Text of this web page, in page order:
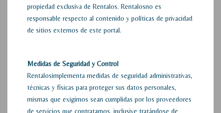
propiedad exclusiva de Rentalos. Rentalosno es
responsable respecto al contenido y políticas de privacidad
de sitios externos de este portal.
Medidas de Seguridad y Control
Rentalosimplementa medidas de seguridad administrativas,
técnicas y físicas para proteger sus datos personales,
mismas que exigimos sean cumplidas por los proveedores
de servicios que contratamos, inclusive tratándose de